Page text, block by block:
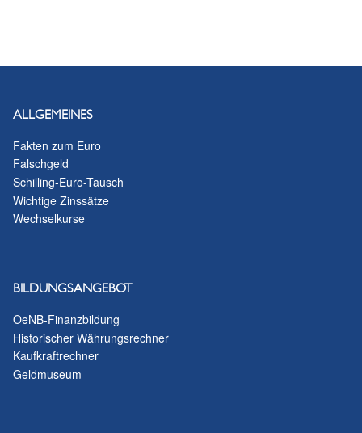
ALLGEMEINES
Fakten zum Euro
Falschgeld
Schilling-Euro-Tausch
Wichtige Zinssätze
Wechselkurse
BILDUNGSANGEBOT
OeNB-Finanzbildung
Historischer Währungsrechner
Kaufkraftrechner
Geldmuseum